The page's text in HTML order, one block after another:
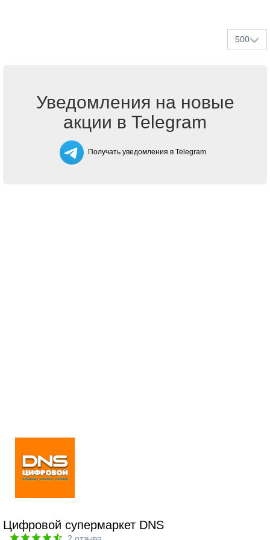
500
Уведомления на новые
акции в Telegram
Получать уведомления в Telegram
Цифровой супермаркет DNS